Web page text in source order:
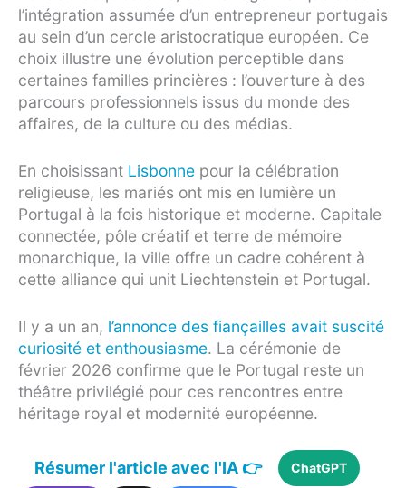
l’intégration assumée d’un entrepreneur portugais
au sein d’un cercle aristocratique européen. Ce
choix illustre une évolution perceptible dans
certaines familles princières : l’ouverture à des
parcours professionnels issus du monde des
affaires, de la culture ou des médias.
En choisissant Lisbonne pour la célébration
religieuse, les mariés ont mis en lumière un
Portugal à la fois historique et moderne. Capitale
connectée, pôle créatif et terre de mémoire
monarchique, la ville offre un cadre cohérent à
cette alliance qui unit Liechtenstein et Portugal.
Il y a un an, l’annonce des fiançailles avait suscité
curiosité et enthousiasme. La cérémonie de
février 2026 confirme que le Portugal reste un
théâtre privilégié pour ces rencontres entre
héritage royal et modernité européenne.
Résumer l'article avec l'IA 👉 ChatGPT